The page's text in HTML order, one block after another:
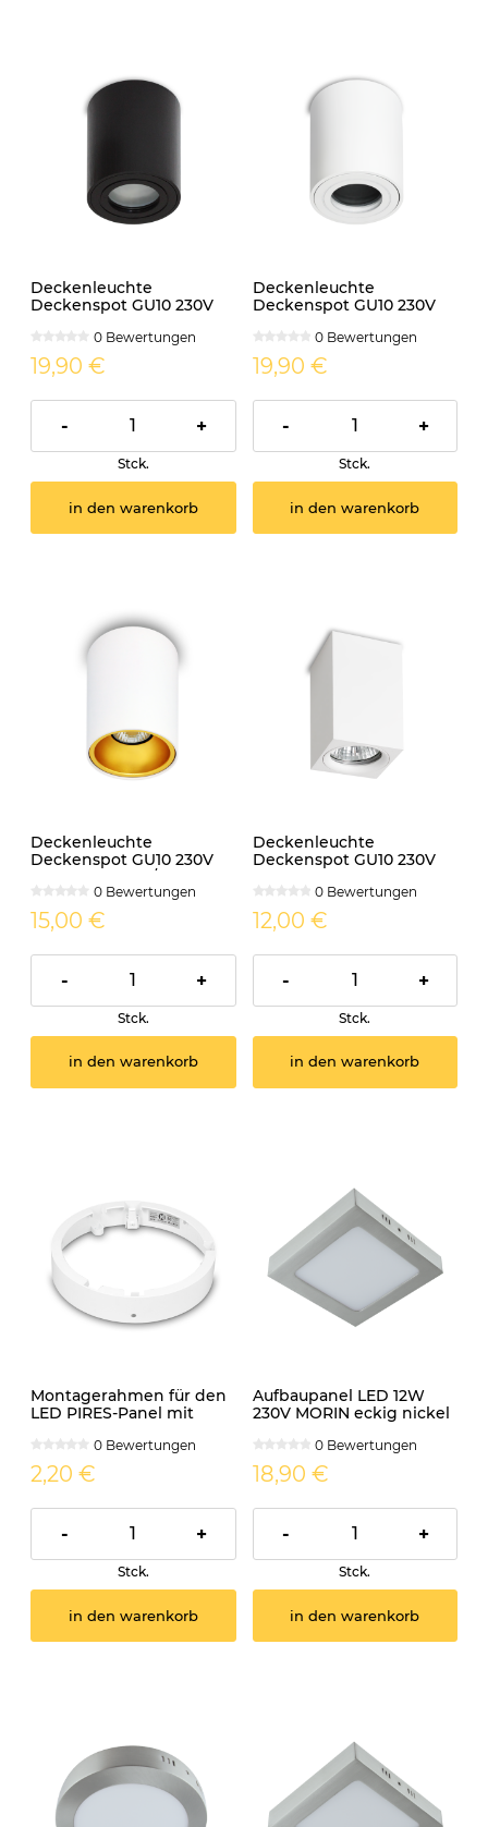
Deckenleuchte
Deckenspot GU10 230V
schwarz0 Bewertungen
19,90 €
- +
Stck.
in den warenkorb
Deckenleuchte
Deckenspot GU10 230V
0 Bewertungen
19,90 €
- +
Stck.
in den warenkorb
Deckenleuchte
Deckenspot GU10 230V
KIVI rund weiss/gold
0 Bewertungen
15,00 €
- +
Stck.
in den warenkorb
Deckenleuchte
Deckenspot GU10 230V
0 Bewertungen
12,00 €
- +
Stck.
in den warenkorb
Montagerahmen für den
LED PIRES-Panel mit
0 Bewertungen
2,20 €
- +
Stck.
in den warenkorb
Aufbaupanel LED 12W
230V MORIN eckig nickel
0 Bewertungen
18,90 €
- +
Stck.
in den warenkorb